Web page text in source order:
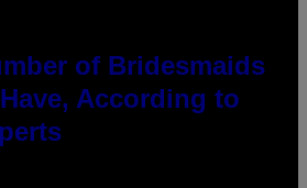
of Bridesmaids
According to